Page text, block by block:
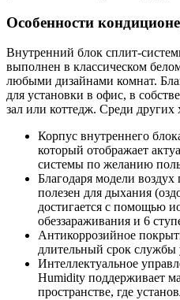
Особенности
Внутренний блок сплит-
выполнен в классическом
любыми дизайнами комнат.
для установки в офис, в
зал или коттедж. Среди
Корпус внутреннего
который отображает
системы по желанию
Благодаря модели
полезен для дыхания
достигается с помощью
обеззараживания и 6
Антикоррозийное
длительный срок службы
Интеллектуальное
Humidity поддерживает
пространстве, где